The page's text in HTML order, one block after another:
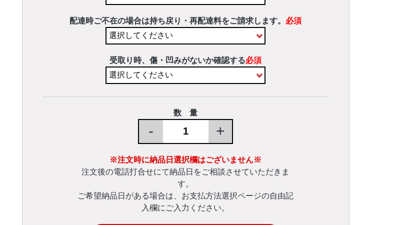
配達時ご不在の場合は持ち戻り・再配達料をご請求します。 必須
受取り時、傷・凹みがないか確認する必須
数 量
- +
※注文時に納品日選択欄はございません※
注文後の電話打合せにて納品日をご相談させていただきま
す。
ご希望納品日がある場合は、お支払方法選択ページの自由記
入欄にご入力ください。